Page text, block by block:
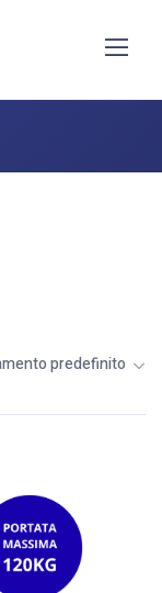
scooter
predefinito